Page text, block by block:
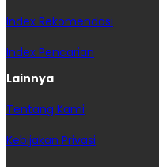
Index Rekomendasi
Index Pencarian
Lainnya
Tentang Kami
Kebijakan Privasi